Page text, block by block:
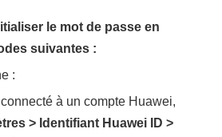
le mot de passe en
suivantes :
:
à un compte Huawei,
> Identifiant Huawei ID >